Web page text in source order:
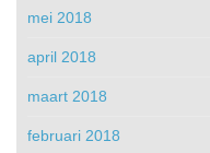
mei 2018
april 2018
maart 2018
februari 2018